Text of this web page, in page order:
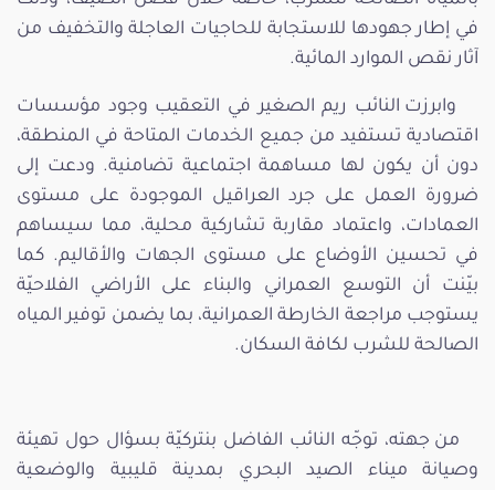
في إطار جهودها للاستجابة للحاجيات العاجلة والتخفيف من
آثار نقص الموارد المائية.
وابرزت النائب ريم الصغير في التعقيب وجود مؤسسات
اقتصادية تستفيد من جميع الخدمات المتاحة في المنطقة،
دون أن يكون لها مساهمة اجتماعية تضامنية. ودعت إلى
ضرورة العمل على جرد العراقيل الموجودة على مستوى
العمادات، واعتماد مقاربة تشاركية محلية، مما سيساهم
في تحسين الأوضاع على مستوى الجهات والأقاليم. كما
بيّنت أن التوسع العمراني والبناء على الأراضي الفلاحيّة
يستوجب مراجعة الخارطة العمرانية، بما يضمن توفير المياه
الصالحة للشرب لكافة السكان.
من جهته، توجّه النائب الفاضل بنتركيّة بسؤال حول تهيئة
وصيانة ميناء الصيد البحري بمدينة قليبية والوضعية